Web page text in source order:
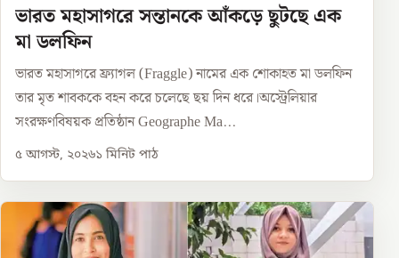
ভারত মহাসাগরে সন্তানকে আঁকড়ে ছুটছে এক
মা ডলফিন
ভারত মহাসাগরে ফ্র্যাগল (Fraggle) নামের এক শোকাহত মা ডলফিন
তার মৃত শাবককে বহন করে চলেছে ছয় দিন ধরে।অস্ট্রেলিয়ার
সংরক্ষণবিষয়ক প্রতিষ্ঠান Geographe Ma...
৫ আগস্ট, ২০২৬১ মিনিট পাঠ